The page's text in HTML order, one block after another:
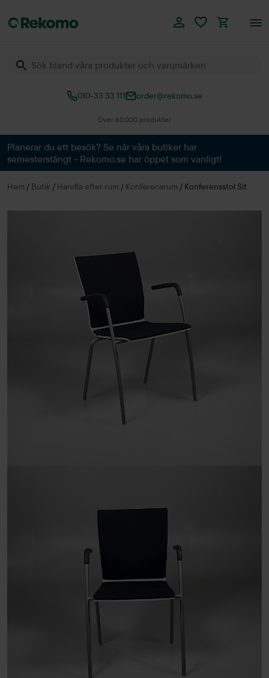
010-33 33 111 order@rekomo.se
Över 60.000 produkter
Planerar du ett besök? Se när våra butiker har
semesterstängt - Rekomo.se har öppet som vanligt!
Hem / Butik / Handla efter rum / Konferensrum / Konferensstol Sit